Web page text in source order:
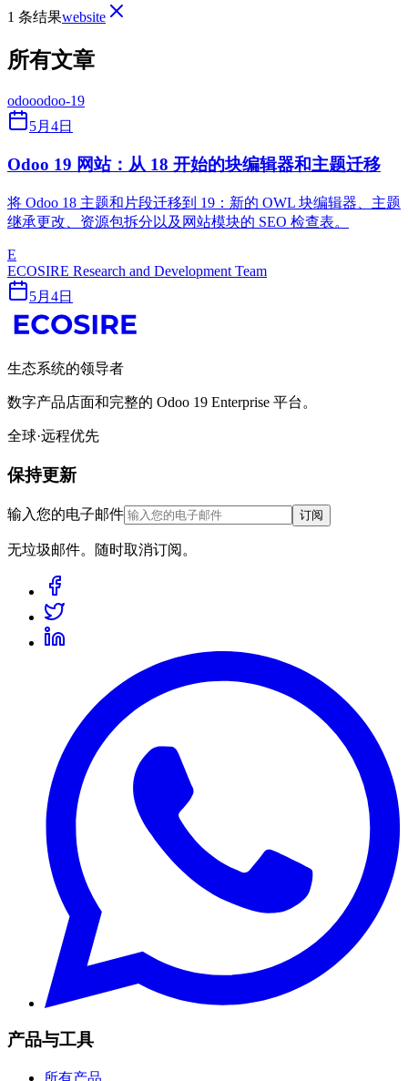
1 条结果website
所有文章
odooodoo-19
5月4日
Odoo 19 网站：从 18 开始的块编辑器和主题迁移
将 Odoo 18 主题和片段迁移到 19：新的 OWL 块编辑器、主题
继承更改、资源包拆分以及网站模块的 SEO 检查表。
E
ECOSIRE Research and Development Team
5月4日
生态系统的领导者
数字产品店面和完整的 Odoo 19 Enterprise 平台。
全球·远程优先
保持更新
输入您的电子邮件 订阅
无垃圾邮件。随时取消订阅。
产品与工具
所有产品